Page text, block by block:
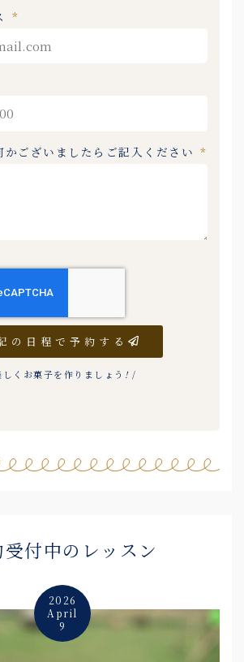
かございましたらご記入ください
の日程で予約する
くお菓子を作りましょう !/
付中のレッスン
2026
April
9